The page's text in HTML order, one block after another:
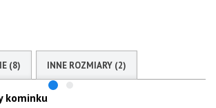
(8) INNE ROZMIARY (2)
kominku